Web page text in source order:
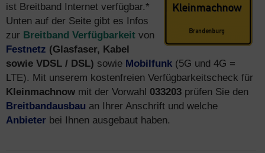
ist Breitband Internet verfügbar.*
Unten auf der Seite gibt es Infos
zur Breitband Verfügbarkeit von
Festnetz (Glasfaser, Kabel
sowie VDSL / DSL) sowie Mobilfunk (5G und 4G =
LTE). Mit unserem kostenfreien Verfügbarkeitscheck für
Kleinmachnow mit der Vorwahl 033203 prüfen Sie den
Breitbandausbau an Ihrer Anschrift und welche
Anbieter bei Ihnen ausgebaut haben.